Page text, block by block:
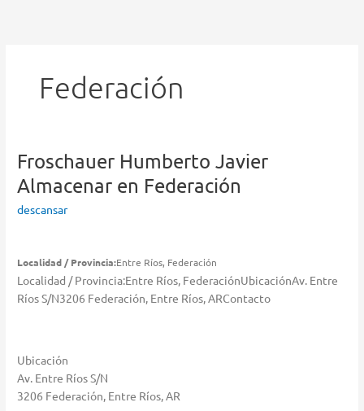
Federación
Froschauer Humberto Javier
Almacenar en Federación
descansar
Localidad / Provincia:Entre Ríos, Federación
Localidad / Provincia:Entre Ríos, FederaciónUbicaciónAv. Entre
Ríos S/N3206 Federación, Entre Ríos, ARContacto
Ubicación
Av. Entre Ríos S/N
3206 Federación, Entre Ríos, AR